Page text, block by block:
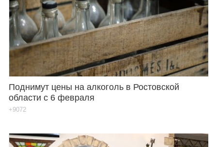
Каталог
Инфо
Поднимут цены на алкоголь в Ростовской
области с 6 февраля
+9072